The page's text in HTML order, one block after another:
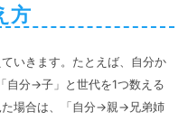
方
いきます。たとえば、自分か
自分→子」と世代を1つ数える
た場合は、「自分→親→兄弟姉